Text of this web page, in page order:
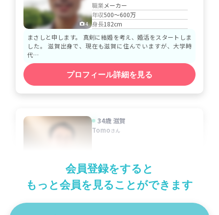
4
職業 メーカー
年収500～600万
身長182cm
まさしと申します。 真剣に結婚を考え、婚活をスタートしま
した。 滋賀出身で、現在も滋賀に住んでいますが、大学時
代…
プロフィール詳細を見る
9
34歳 滋賀
Tomo さん
年収800～900万
身長 177cm
はじめまして、Tomoです。 お互いを安心して信頼でき、支え
合えるパートナーに出会えたらと思い登録しました。 【…
会員登録をすると
もっと会員を見ることができます